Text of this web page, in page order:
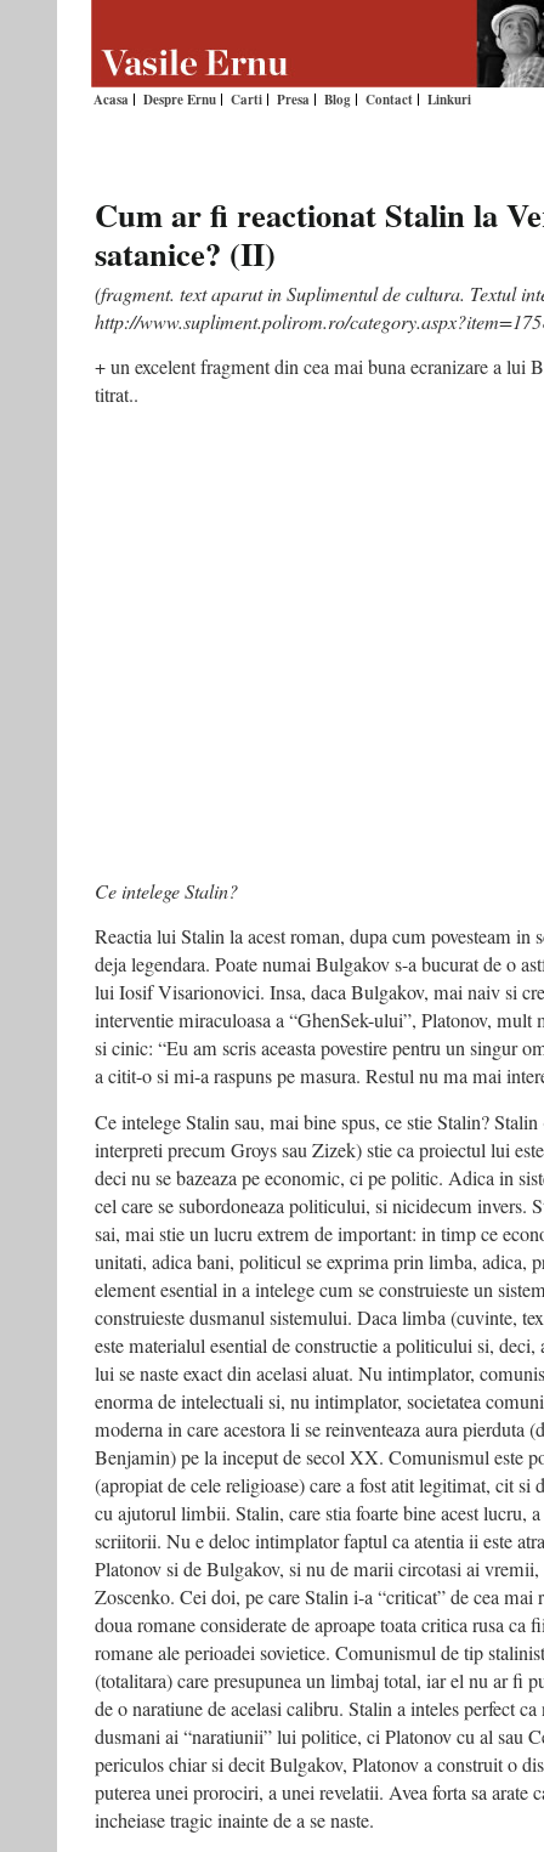
Acasa Despre Ernu Carti Presa Blog Contact Linkuri
Cum ar fi reactionat Stalin la
satanice? (II)
(fragment. text aparut in Suplimentul de cultura. Textul
http://www.supliment.polirom.ro/
+ un excelent fragment din cea mai buna ecranizare a
titrat..
Ce intelege Stalin?
Reactia lui Stalin la acest roman, dupa cum povesteam in
deja legendara. Poate numai Bulgakov s-a bucurat de o
lui Iosif Visarionovici. Insa, daca Bulgakov, mai naiv si
interventie miraculoasa a “GhenSek-ului”, Platonov, mult
si cinic: “Eu am scris aceasta povestire pentru un singur
a citit-o si mi-a raspuns pe masura. Restul nu ma mai
Ce intelege Stalin sau, mai bine spus, ce stie Stalin?
interpreti precum Groys sau Zizek) stie ca proiectul lui
deci nu se bazeaza pe economic, ci pe politic. Adica in
cel care se subordoneaza politicului, si nicidecum invers.
sai, mai stie un lucru extrem de important: in timp ce
unitati, adica bani, politicul se exprima prin limba, adica,
element esential in a intelege cum se construieste un
construieste dusmanul sistemului. Daca limba (cuvinte,
este materialul esential de constructie a politicului si,
lui se naste exact din acelasi aluat. Nu intimplator,
enorma de intelectuali si, nu intimplator, societatea
moderna in care acestora li se reinventeaza aura pierduta
Benjamin) pe la inceput de secol XX. Comunismul este
(apropiat de cele religioase) care a fost atit legitimat, cit si
cu ajutorul limbii. Stalin, care stia foarte bine acest lucru, a
scriitorii. Nu e deloc intimplator faptul ca atentia ii este
Platonov si de Bulgakov, si nu de marii circotasi ai
Zoscenko. Cei doi, pe care Stalin i-a “criticat” de cea mai
doua romane considerate de aproape toata critica rusa ca
romane ale perioadei sovietice. Comunismul de tip
(totalitara) care presupunea un limbaj total, iar el nu ar fi
de o naratiune de acelasi calibru. Stalin a inteles perfect
dusmani ai “naratiunii” lui politice, ci Platonov cu al sau
periculos chiar si decit Bulgakov, Platonov a construit o
puterea unei prorociri, a unei revelatii. Avea forta sa arate
incheiase tragic inainte de a se naste.